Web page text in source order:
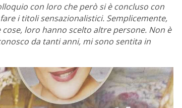
con loro che però si è concluso con
i titoli sensazionalistici. Semplicemente,
loro hanno scelto altre persone. Non è
da tanti anni, mi sono sentita in